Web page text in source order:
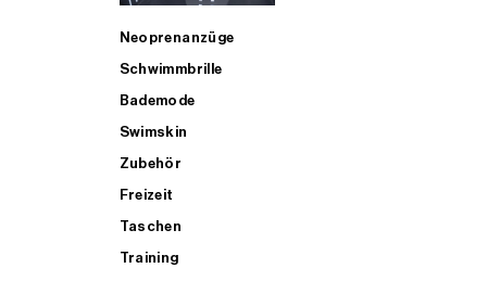
Neoprenanzüge
Schwimmbrille
Bademode
Swimskin
Zubehör
Freizeit
Taschen
Training